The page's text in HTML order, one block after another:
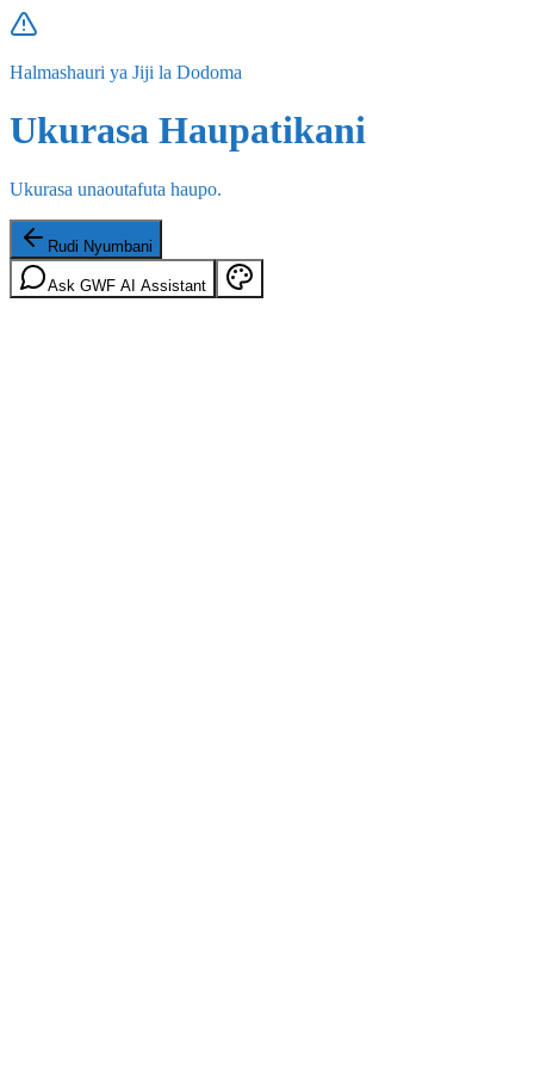
Halmashauri ya Jiji la Dodoma
Ukurasa Haupatikani
Ukurasa unaoutafuta haupo.
Rudi Nyumbani
Ask GWF AI Assistant